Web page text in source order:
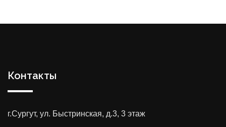
Контакты
г.Сургут, ул. Быстринская, д.3, 3 этаж